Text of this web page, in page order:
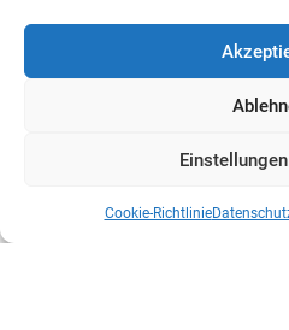
Cookie-Richtlinie